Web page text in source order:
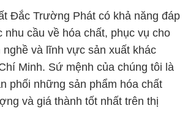
phối những sản phẩm hóa chất
và giá thành tốt nhất trên thị
của chúng tôi là những chuyên gia
và kiến thức sâu về ngành hóa
kết mang đến sự tư vấn và hỗ
giúp khách hàng tìm ra giải pháp